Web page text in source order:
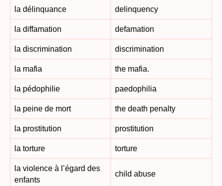
la délinquance delinquency
la diffamation defamation
la discrimination discrimination
la mafia the mafia.
la pédophilie paedophilia
la peine de mort the death penalty
la prostitution prostitution
la torture torture
la violence à l’égard des
enfants
child abuse